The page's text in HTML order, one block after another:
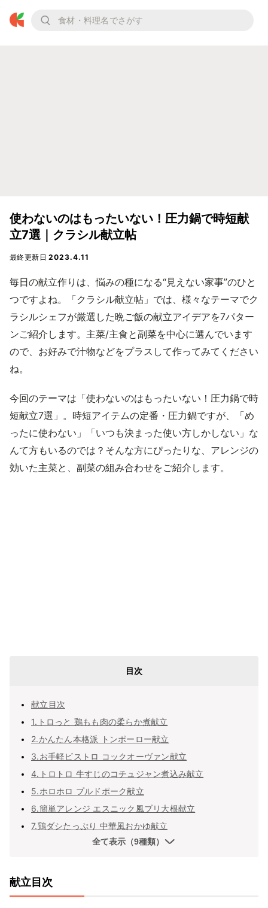
使わないのはもったいない！圧力鍋で時短献
立7選｜クラシル献立帖
最終更新日2023.4.11
毎日の献立作りは、悩みの種になる“見えない家事”のひと
つですよね。「クラシル献立帖」では、様々なテーマでク
ラシルシェフが厳選した晩ご飯の献立アイデアを7パター
ンご紹介します。主菜/主食と副菜を中心に選んでいます
ので、お好みで汁物などをプラスして作ってみてください
ね。
今回のテーマは「使わないのはもったいない！圧力鍋で時
短献立7選」。時短アイテムの定番・圧力鍋ですが、「め
ったに使わない」「いつも決まった使い方しかしない」な
んて方もいるのでは？そんな方にぴったりな、アレンジの
効いた主菜と、副菜の組み合わせをご紹介します。
目次
献立目次
1.トロっと 鶏もも肉の柔らか煮献立
2.かんたん本格派 トンポーロー献立
3.お手軽ビストロ コックオーヴァン献立
4.トロトロ 牛すじのコチュジャン煮込み献立
5.ホロホロ プルドポーク献立
6.簡単アレンジ エスニック風ブリ大根献立
7.鶏ダシたっぷり 中華風おかゆ献立
全て表示（9種類）
献立目次